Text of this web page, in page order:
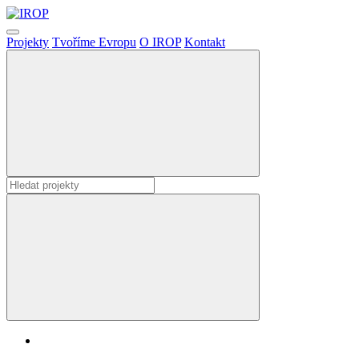
Projekty Tvoříme Evropu O IROP Kontakt